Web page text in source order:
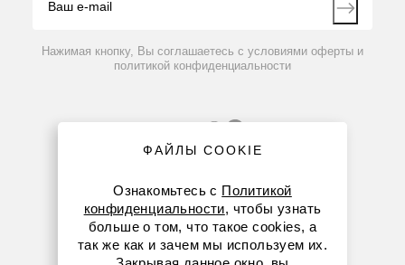
Контакты
Нажимая кнопку, Вы соглашаетесь с условиями оферты и
политикой конфиденциальности
8 (800) 234-05-08
ФАЙЛЫ COOKIE
Ознакомьтесь с Политикой
конфиденциальности, чтобы узнать
больше о том, что такое cookies, а
так же как и зачем мы используем их.